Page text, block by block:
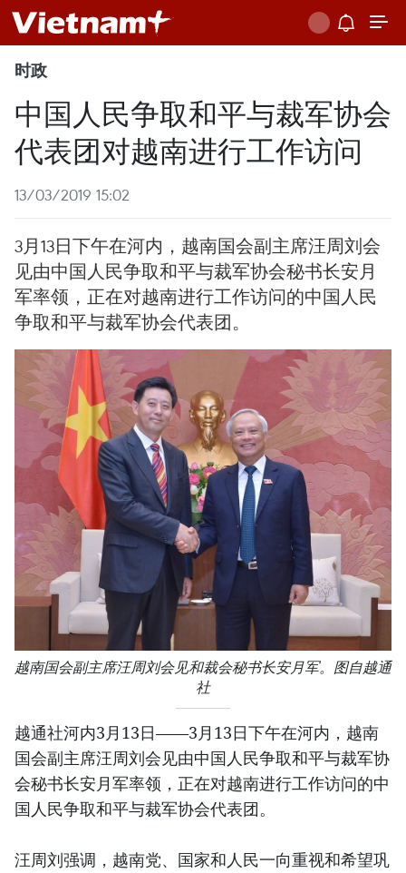
时政
中国人民争取和平与裁军协会
代表团对越南进行工作访问
13/03/2019 15:02
3月13日下午在河内，越南国会副主席汪周刘会
见由中国人民争取和平与裁军协会秘书长安月
军率领，正在对越南进行工作访问的中国人民
争取和平与裁军协会代表团。
越南国会副主席汪周刘会见和裁会秘书长安月军。图自越通
社
越通社河内3月13日——3月13日下午在河内，越南
国会副主席汪周刘会见由中国人民争取和平与裁军协
会秘书长安月军率领，正在对越南进行工作访问的中
国人民争取和平与裁军协会代表团。
汪周刘强调，越南党、国家和人民一向重视和希望巩